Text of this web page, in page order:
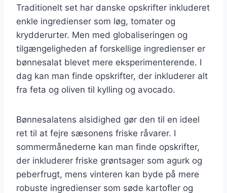
Traditionelt set har danske opskrifter inkluderet
enkle ingredienser som løg, tomater og
krydderurter. Men med globaliseringen og
tilgængeligheden af forskellige ingredienser er
bønnesalat blevet mere eksperimenterende. I
dag kan man finde opskrifter, der inkluderer alt
fra feta og oliven til kylling og avocado.
Bønnesalatens alsidighed gør den til en ideel
ret til at fejre sæsonens friske råvarer. I
sommermånederne kan man finde opskrifter,
der inkluderer friske grøntsager som agurk og
peberfrugt, mens vinteren kan byde på mere
robuste ingredienser som søde kartofler og